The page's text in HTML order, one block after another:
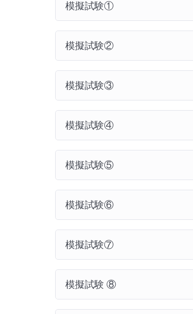
模擬試験①
模擬試験②
模擬試験③
模擬試験④
模擬試験⑤
模擬試験⑥
模擬試験⑦
模擬試験 ⑧